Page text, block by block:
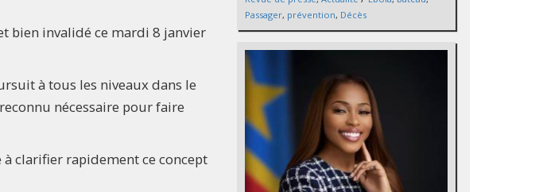
bien invalidé ce mardi 8 janvier
à tous les niveaux dans le
nécessaire pour faire
clarifier rapidement ce concept
Passager, prévention, Décès